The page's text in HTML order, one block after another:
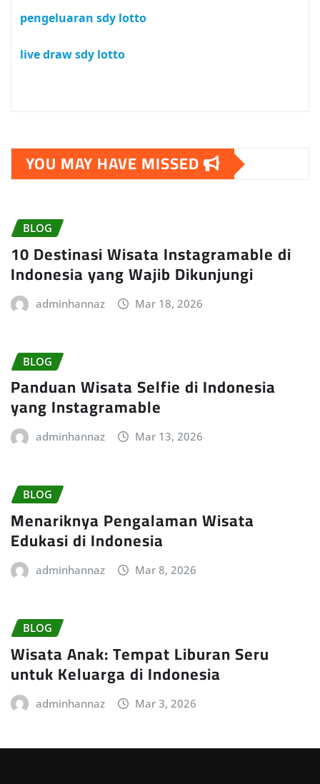
pengeluaran sdy lotto
live draw sdy lotto
YOU MAY HAVE MISSED
BLOG
10 Destinasi Wisata Instagramable di
Indonesia yang Wajib Dikunjungi
adminhannaz Mar 18, 2026
BLOG
Panduan Wisata Selfie di Indonesia
yang Instagramable
adminhannaz Mar 13, 2026
BLOG
Menariknya Pengalaman Wisata
Edukasi di Indonesia
adminhannaz Mar 8, 2026
BLOG
Wisata Anak: Tempat Liburan Seru
untuk Keluarga di Indonesia
adminhannaz Mar 3, 2026